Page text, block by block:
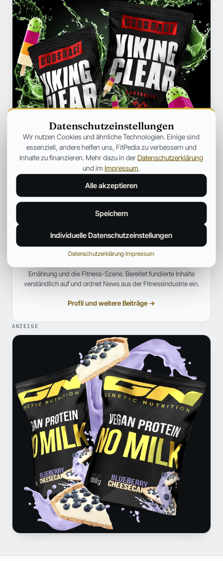
Fitpedia Redaktionsteam
REDAKTION UND QUALITÄTSPRÜFUNG
Ernährung und die Fitness-Szene. Bereitet fundierte Inhalte
verständlich auf und ordnet News aus der Fitnessindustrie ein.
Profil und weitere Beiträge →
ANZEIGE
Datenschutzeinstellungen
Wir nutzen Cookies und ähnliche Technologien. Einige sind
essenziell, andere helfen uns, FitPedia zu verbessern und
Inhalte zu finanzieren. Mehr dazu in der Datenschutzerklärung
und im Impressum
Alle akzeptieren
Speichern
Individuelle Datenschutzeinstellungen
Datenschutzerklärung·Impressum